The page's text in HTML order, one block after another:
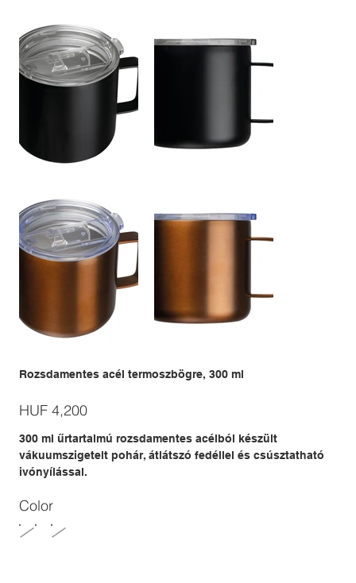
Rozsdamentes acél termoszbögre, 300 ml
Price
HUF 4,200
300 ml űrtartalmú rozsdamentes acélból készült
vákuumszigetelt pohár, átlátszó fedéllel és csúsztatható
ivónyílással.
Color